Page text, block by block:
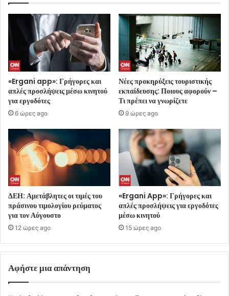
«Ergani app»: Γρήγορες και
απλές προσλήψεις μέσω κινητού
για εργοδότες
6 ώρες ago
Νέες προκηρύξεις τουριστικής
εκπαίδευσης: Ποιους αφορούν –
Τι πρέπει να γνωρίζετε
9 ώρες ago
ΔΕΗ: Αμετάβλητες οι τιμές του
πράσινου τιμολογίου ρεύματος
για τον Αύγουστο
12 ώρες ago
«Ergani App»: Γρήγορες και
απλές προσλήψεις για εργοδότες
μέσω κινητού
15 ώρες ago
Αφήστε μια απάντηση